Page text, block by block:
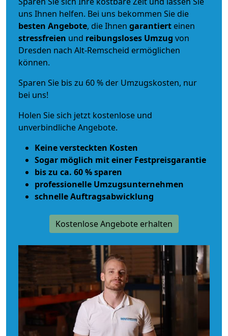
uns Ihnen helfen. Bei uns bekommen Sie die
besten Angebote, die Ihnen garantiert einen
stressfreien und reibungsloses Umzug von
Dresden nach Alt-Remscheid ermöglichen
können.
Sparen Sie bis zu 60 % der Umzugskosten, nur
bei uns!
Holen Sie sich jetzt kostenlose und
unverbindliche Angebote.
Keine versteckten Kosten
Sogar möglich mit einer Festpreisgarantie
bis zu ca. 60 % sparen
professionelle Umzugsunternehmen
schnelle Auftragsabwicklung
Kostenlose Angebote erhalten